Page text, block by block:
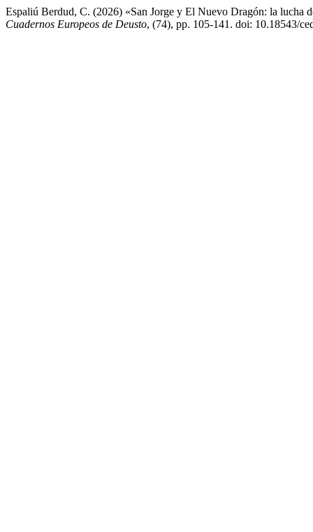
Espaliú Berdud, C. (2026) «San Jorge y El Nuevo Dragón: la lucha
Cuadernos Europeos de Deusto, (74), pp. 105-141. doi: 10.18543/